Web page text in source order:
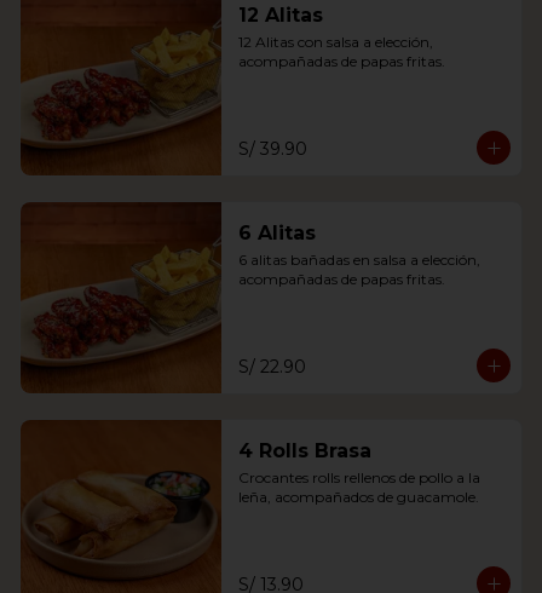
12 Alitas
12 Alitas con salsa a elección,
acompañadas de papas fritas.
S/ 39.90
6 Alitas
6 alitas bañadas en salsa a elección,
acompañadas de papas fritas.
S/ 22.90
4 Rolls Brasa
Crocantes rolls rellenos de pollo a la
leña, acompañados de guacamole.
S/ 13.90